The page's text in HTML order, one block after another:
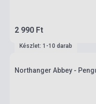
2 990 Ft
Készlet: 1-10 darab
Northanger Abbey -